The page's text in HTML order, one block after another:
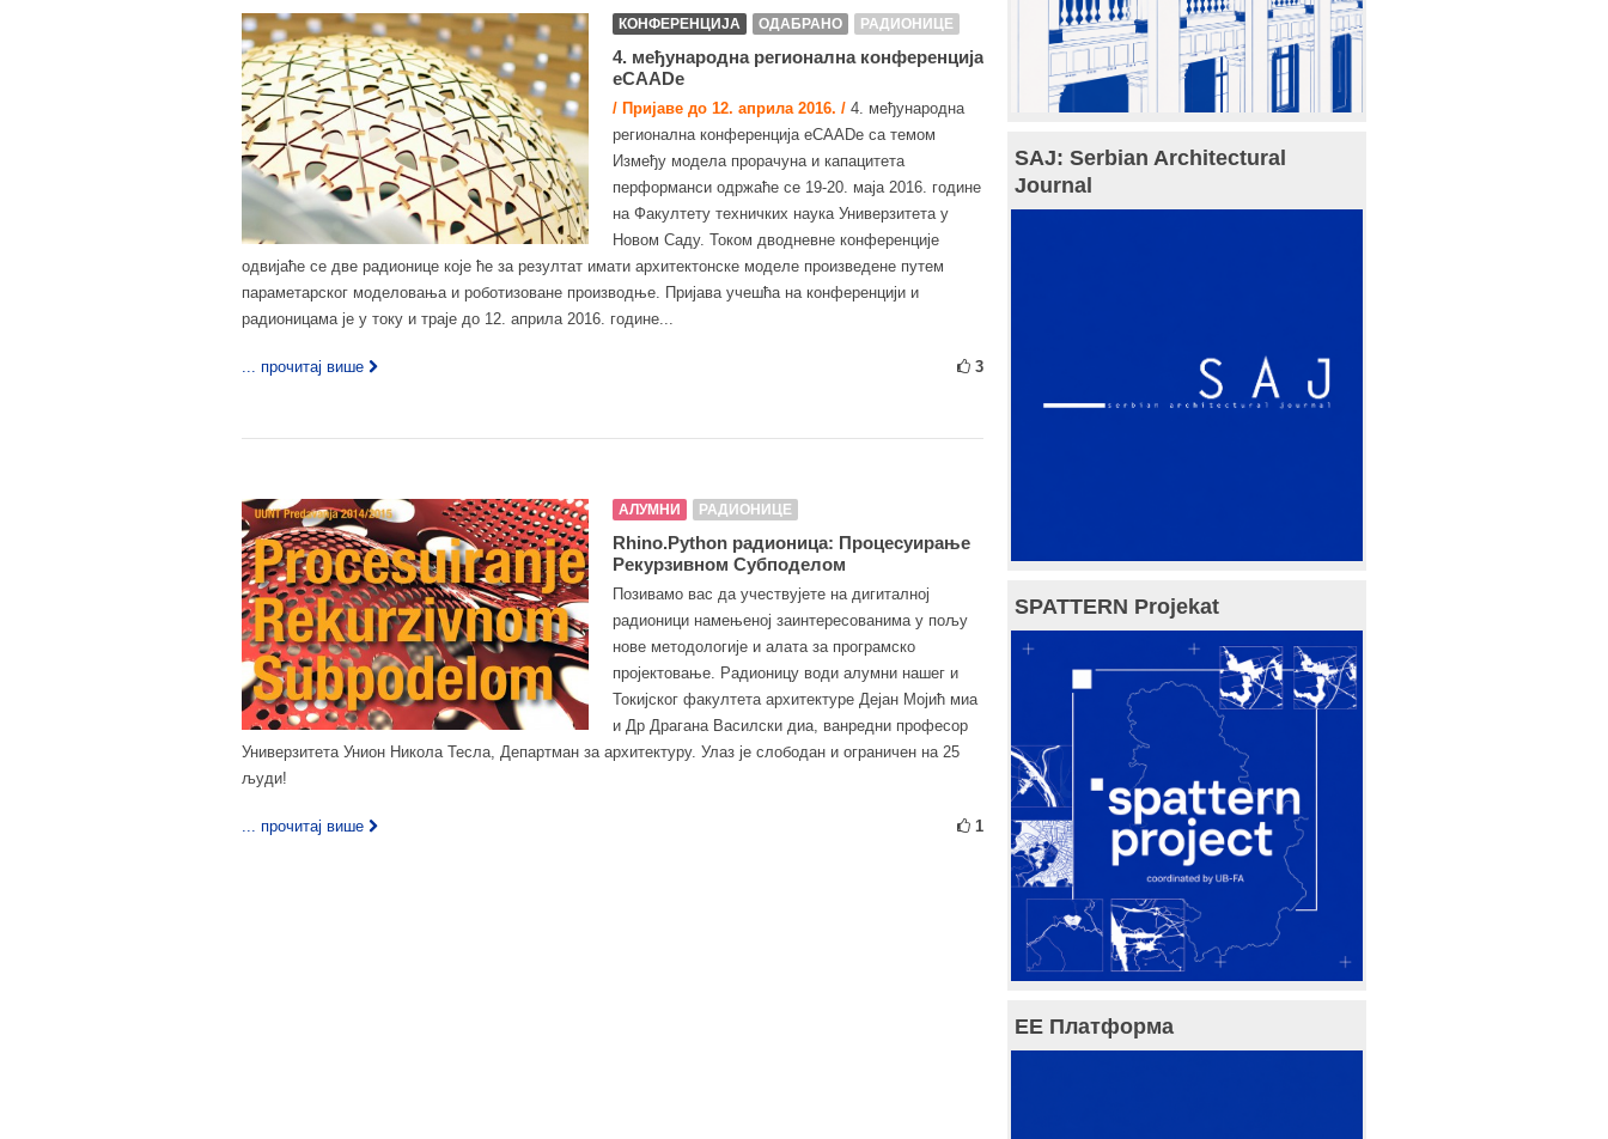
КОНФЕРЕНЦИЈА ОДАБРАНО РАДИОНИЦЕ
4. међународна регионална конференција
eCAADe
/ Пријаве до 12. априла 2016. / 4. међународна
регионална конференција eCAADe са темом
Између модела прорачуна и капацитета
перформанси одржаће се 19-20. маја 2016. године
на Факултету техничких наука Универзитета у
Новом Саду. Током дводневне конференције
одвијаће се две радионице које ће за резултат имати архитектонске моделе произведене путем
параметарског моделовања и роботизоване производње. Пријава учешћа на конференцији и
радионицама је у току и траје до 12. априла 2016. године...
... прочитај више 3
АЛУМНИ РАДИОНИЦЕ
Rhino.Python радионица: Процесуирање
Рекурзивном Субподелом
Позивамо вас да учествујете на дигиталној
радионици намењеној заинтересованима у пољу
нове методологије и алата за програмско
пројектовање. Радионицу води алумни нашег и
Токијског факултета архитектуре Дејан Мојић миа
и Др Драгана Василски диа, ванредни професор
Универзитета Унион Никола Тесла, Департман за архитектуру. Улаз је слободан и ограничен на 25
људи!
... прочитај више 1
SAJ: Serbian Architectural
Journal
SPATTERN Projekat
ЕЕ Платформа